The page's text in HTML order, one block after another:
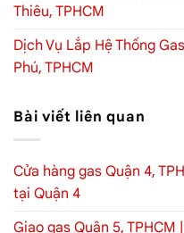
Thiêu, TPHCM
Dịch Vụ Lắp Hệ Thống
Phú, TPHCM
Bài viết liên quan
Cửa hàng gas Quận 4,
tại Quận 4
Giao gas Quận 5,